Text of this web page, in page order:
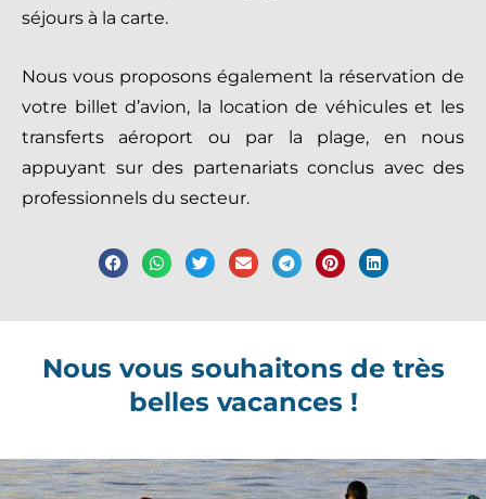
séjours à la carte.
Nous vous proposons également la réservation de
votre billet d’avion, la location de véhicules et les
transferts aéroport ou par la plage, en nous
appuyant sur des partenariats conclus avec des
professionnels du secteur.
Nous vous souhaitons de très
belles vacances !